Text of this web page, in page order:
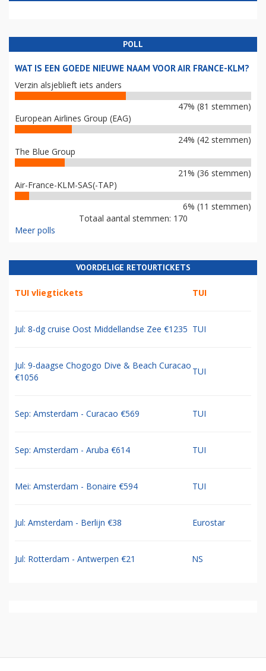
POLL
WAT IS EEN GOEDE NIEUWE NAAM VOOR AIR FRANCE-KLM?
Verzin alsjeblieft iets anders
47% (81 stemmen)
European Airlines Group (EAG)
24% (42 stemmen)
The Blue Group
21% (36 stemmen)
Air-France-KLM-SAS(-TAP)
6% (11 stemmen)
Totaal aantal stemmen: 170
Meer polls
VOORDELIGE RETOURTICKETS
TUI vliegtickets TUI
Jul: 8-dg cruise Oost Middellandse Zee €1235 TUI
Jul: 9-daagse Chogogo Dive & Beach Curacao
€1056
TUI
Sep: Amsterdam - Curacao €569 TUI
Sep: Amsterdam - Aruba €614 TUI
Mei: Amsterdam - Bonaire €594 TUI
Jul: Amsterdam - Berlijn €38 Eurostar
Jul: Rotterdam - Antwerpen €21 NS